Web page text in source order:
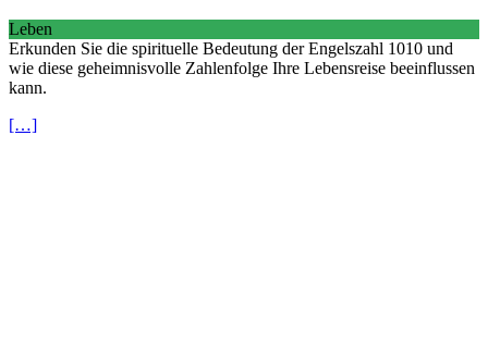
Leben
Erkunden Sie die spirituelle Bedeutung der Engelszahl 1010 und
wie diese geheimnisvolle Zahlenfolge Ihre Lebensreise beeinflussen
kann.
[…]